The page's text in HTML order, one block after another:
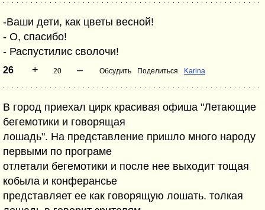
-Ваши дети, как цветы весной!
- О, спасибо!
- Распустилис сволочи!
26 + 20 – Обсудить Поделиться Karina
В город приехал цирк красивая офиша "Летающие
бегемотики и говорящая
лошадь". На представление пришло много народу
первыми по програме
отлетали бегемотики и после нее выходит тощая
кобыла и конферансье
представляет ее как говорящую лошать. толкая